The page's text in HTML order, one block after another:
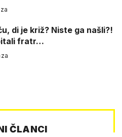
di je križ? Niste ga našli?!
fratr…
ČLANCI